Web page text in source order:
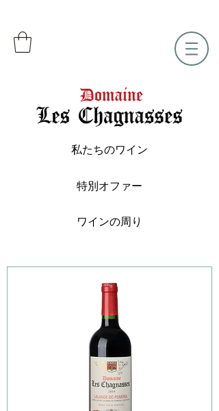
私たちのワイン
特別オファー
ワインの周り